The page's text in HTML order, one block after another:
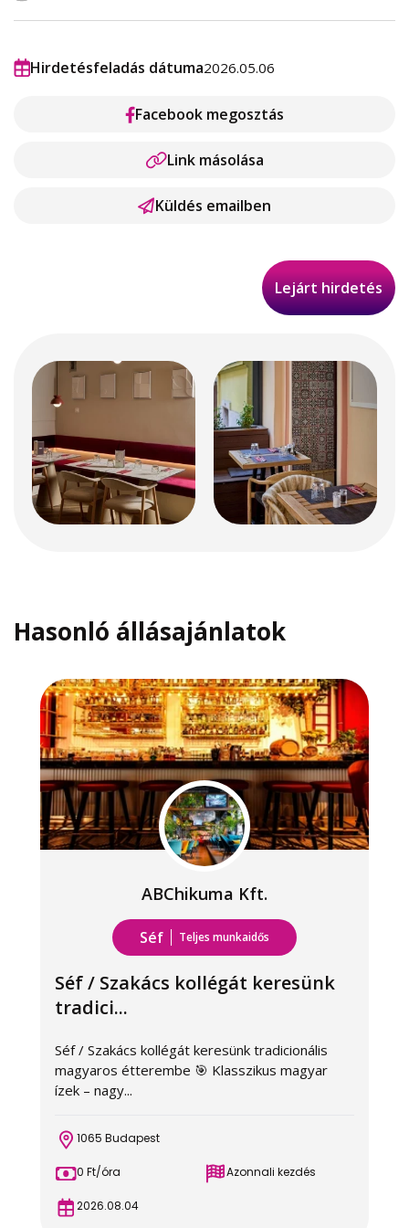
Hirdetésfeladás dátuma2026.05.06
Facebook megosztás
Link másolása
Küldés emailben
Lejárt hirdetés
Hasonló állásajánlatok
ABChikuma Kft.
Séf Teljes munkaidős
Séf / Szakács kollégát keresünk
tradici...
Séf / Szakács kollégát keresünk tradicionális
magyaros étterembe 🎯 Klasszikus magyar
ízek – nagy...
1065 Budapest
0 Ft/óra Azonnali kezdés
2026.08.04